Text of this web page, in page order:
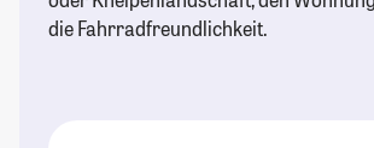
die Fahrradfreundlichkeit.